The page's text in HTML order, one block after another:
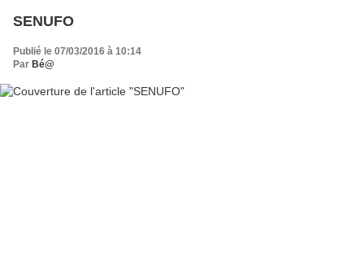
SENUFO
Publié le 07/03/2016 à 10:14
Par Bé@